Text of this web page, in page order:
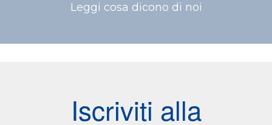
Leggi cosa dicono di noi
Iscriviti alla